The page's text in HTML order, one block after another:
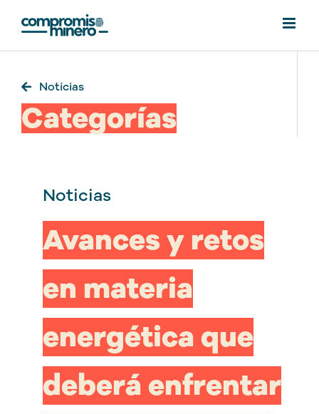
contenido
Noticias
Categorías
Noticias
Avances y retos
en materia
energética que
deberá enfrentar